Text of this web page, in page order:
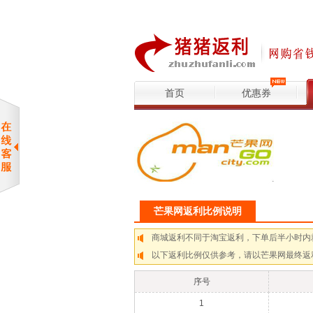
首页 优惠券
芒果网返利比例说明
商城返利不同于淘宝返利，下单后半小时内
以下返利比例仅供参考，请以芒果网最终返
序号
1